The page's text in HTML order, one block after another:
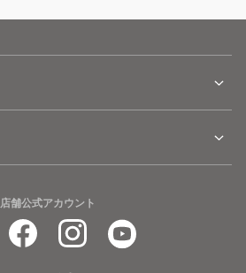
店舗公式アカウント